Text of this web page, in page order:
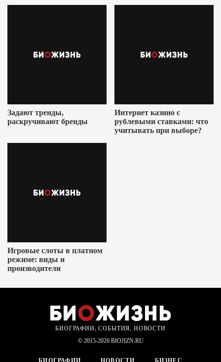
Задают тренды,
раскручивают бренды
Интернет казино с
рублевыми ставками: что
учитывать при выборе?
Игровые слоты в платном
режиме: виды и
производители
БИОГРАФИИ, СОБЫТИЯ, НОВОСТИ
© 2015-2026 BIOJIZN.RU
БИОГРАФИИ НОВОСТИ БИЗНЕС